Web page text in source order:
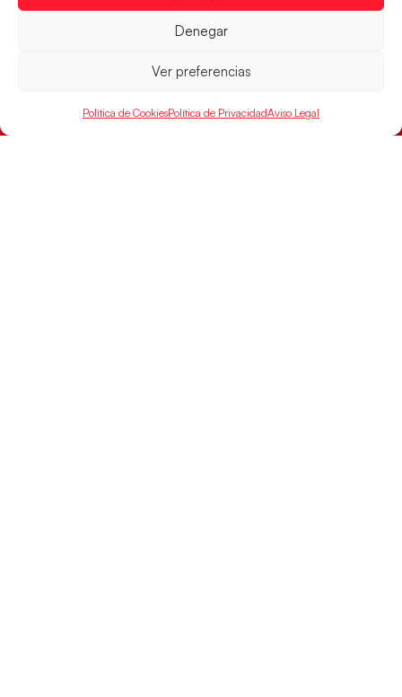
Denegar
Ver preferencias
Política de CookiesPolítica de PrivacidadAviso Legal
Un clásico ante Francia para buscar el
Los Hispanos Juveniles se enfrentarán a Francia en los